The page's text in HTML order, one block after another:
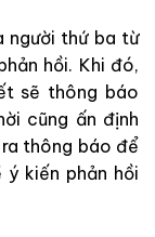
người thứ ba từ
hồi. Khi đó,
sẽ thông báo
cũng ấn định
thông báo để
kiến phản hồi